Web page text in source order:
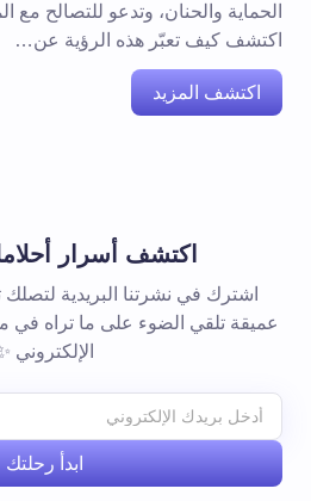
الحماية والحنان، وتدعو للتصالح مع
اكتشف كيف تعبّر هذه الرؤية عن…
اكتشف المزيد
اكتشف أسرار
اشترك في نشرتنا البريدية
عميقة تلقي الضوء على ما تراه في
الإلكتروني
ابدأ رحلتك